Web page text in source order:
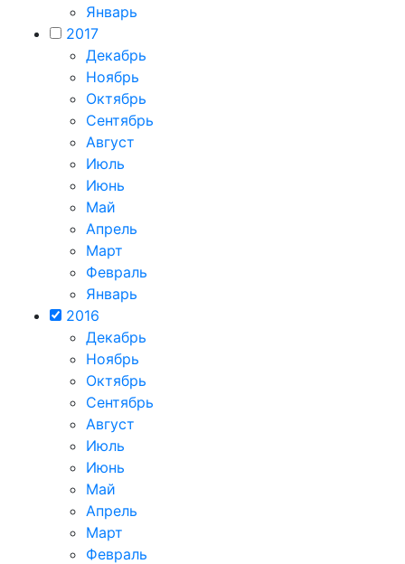
Январь
2017
Декабрь
Ноябрь
Октябрь
Сентябрь
Август
Июль
Июнь
Май
Апрель
Март
Февраль
Январь
2016
Декабрь
Ноябрь
Октябрь
Сентябрь
Август
Июль
Июнь
Май
Апрель
Март
Февраль